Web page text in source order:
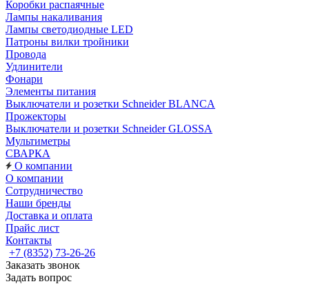
Коробки распаячные
Лампы накаливания
Лампы светодиодные LED
Патроны вилки тройники
Провода
Удлинители
Фонари
Элементы питания
Выключатели и розетки Schneider BLANCA
Прожекторы
Выключатели и розетки Schneider GLOSSA
Мультиметры
СВАРКА
О компании
О компании
Сотрудничество
Наши бренды
Доставка и оплата
Прайс лист
Контакты
+7 (8352) 73-26-26
Заказать звонок
Задать вопрос